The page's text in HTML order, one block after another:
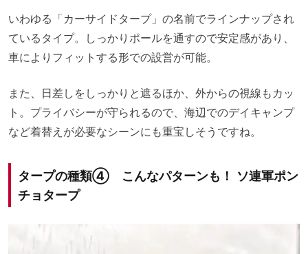
いわゆる「カーサイドタープ」の名前でラインナップされ
ているタイプ。しっかりポールを通すので安定感があり、
車によりフィットする形での設営が可能。
また、日差しをしっかりと遮るほか、外からの視線もカッ
ト。プライバシーが守られるので、海辺でのデイキャンプ
など着替えが必要なシーンにも重宝しそうですね。
タープの種類④ こんなパターンも！ ソ連軍ポン
チョタープ